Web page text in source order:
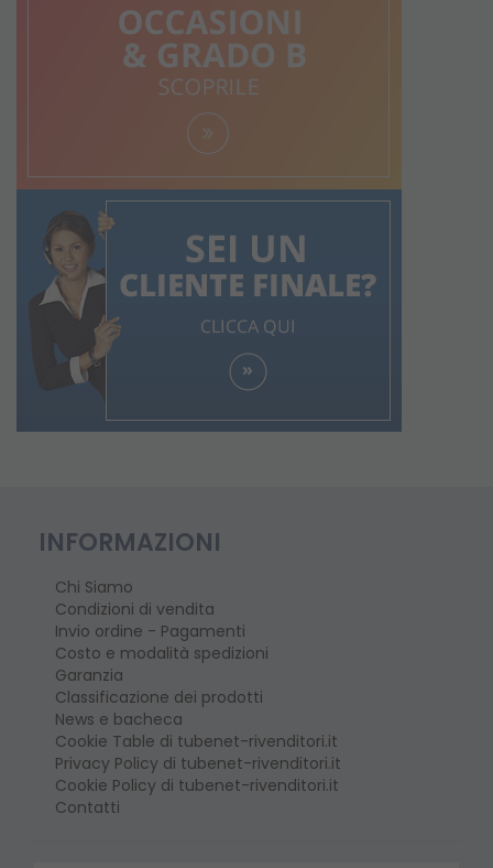
INFORMAZIONI
Chi Siamo
Condizioni di vendita
Invio ordine - Pagamenti
Costo e modalità spedizioni
Garanzia
Classificazione dei prodotti
News e bacheca
Cookie Table di tubenet-rivenditori.it
Privacy Policy di tubenet-rivenditori.it
Cookie Policy di tubenet-rivenditori.it
Contatti